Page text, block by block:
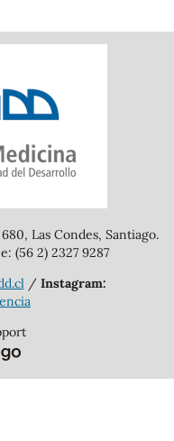
Las Condes, Santiago.
(56 2) 2327 9287
/ Instagram: